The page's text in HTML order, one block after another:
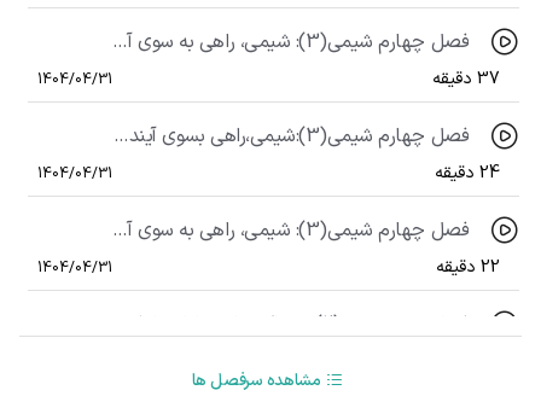
فصل چهارم شیمی(3): شیمی، راهی به سوی آیندۀ روشن تر (قسمت دوازدهم)، عوامل مؤثر بر تعادل (قسمت پنجم)
37 دقیقه 1404/04/31
فصل چهارم شیمی(3):شیمی،راهی بسوی آینده روشنتر(قسمت13)، سنتز مواد(قسمت1): بررسی مواد اولیۀ اتن و الکل
24 دقیقه 1404/04/31
فصل چهارم شیمی(3): شیمی، راهی به سوی آینده روشن تر (قسمت چهاردهم)، سنتز مواد (قسمت 2): ساخت بطری آب
22 دقیقه 1404/04/31
مشاهده سرفصل ها